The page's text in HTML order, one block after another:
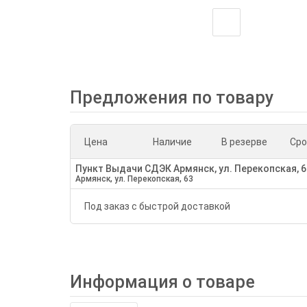
Предложения по товару
Цена Наличие В резерве
Пункт Выдачи СДЭК Армянск, ул. Перекопская,
Армянск, ул. Перекопская, 63
Под заказ с быстрой доставкой
Информация о товаре